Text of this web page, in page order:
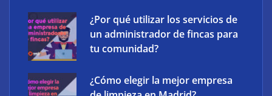
XCharge: cinco retos para la electrificación de las
¿Por qué utilizar los servicios de
un administrador de fincas para
tu comunidad?
¿Cómo elegir la mejor empresa